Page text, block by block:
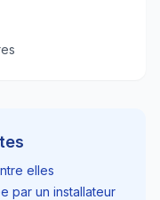
elles
par un installateur